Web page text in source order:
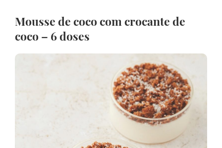
Mousse de coco com crocante de
coco – 6 doses